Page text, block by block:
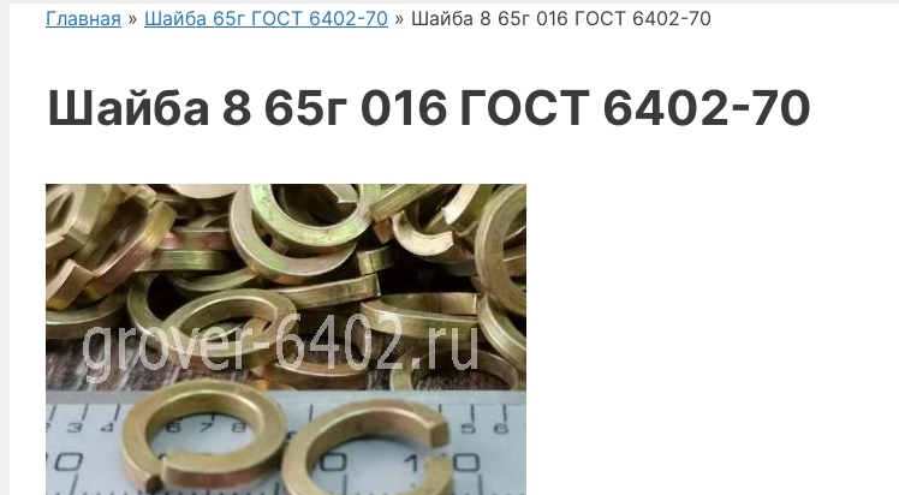
Главная » Шайба 65г ГОСТ 6402-70 » Шайба 8 65г 016 ГОСТ 6402-70
Шайба 8 65г 016 ГОСТ 6402-70